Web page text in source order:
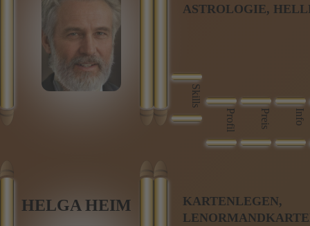
ASTROLOGIE,
Skills
Profil
Preis Info
HELGA HEIM
KARTENLEGEN,